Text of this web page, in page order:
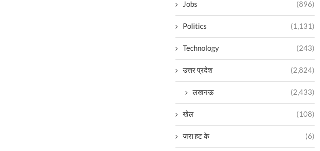
Jobs (896)
Politics (1,131)
Technology (243)
उत्तर प्रदेश (2,824)
लखनऊ (2,433)
खेल (108)
ज़रा हट के (6)